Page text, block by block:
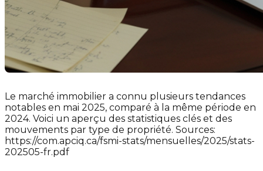
Le marché immobilier a connu plusieurs tendances
notables en mai 2025, comparé à la même période en
2024. Voici un aperçu des statistiques clés et des
mouvements par type de propriété. Sources:
https://com.apciq.ca/fsmi-stats/mensuelles/2025/stats-
202505-fr.pdf